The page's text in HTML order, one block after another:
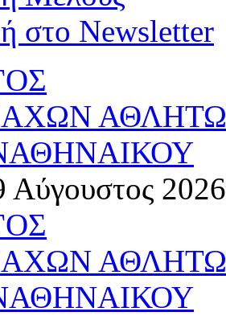
στο Newsletter
Αύγουστος